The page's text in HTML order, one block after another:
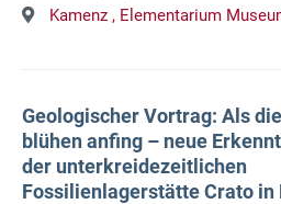
Kamenz , Elementarium
Geologischer Vortrag: Als
blühen anfing – neue
der unterkreidezeitlichen
Fossilienlagerstätte Crato in